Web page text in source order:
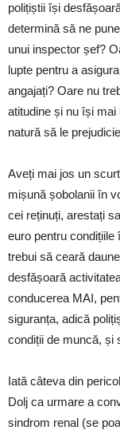
polițiștii își
determină să ne
unui inspector șef?
lupte pentru a
angajați? Oare nu
atitudine și nu își
natură să le
Aveți mai jos un
mișună șobolanii în
cei reținuți, arestați
euro pentru condițiile
trebui să ceară
desfășoară
conducerea MAI,
siguranța, adică
condiții de muncă, și
Iată câteva din
Dolj ca urmare a
sindrom renal (se